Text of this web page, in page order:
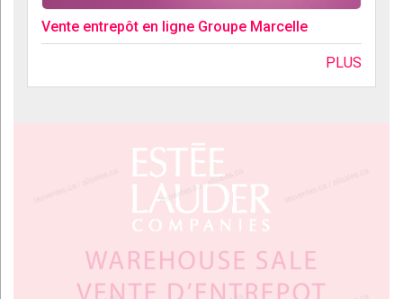
Vente entrepôt en ligne Groupe Marcelle
PLUS